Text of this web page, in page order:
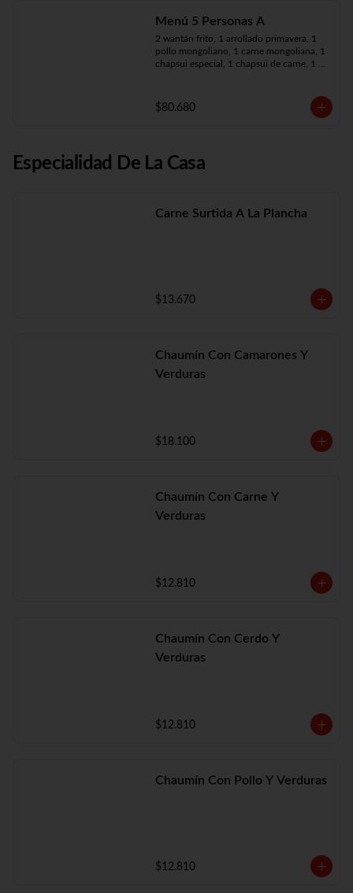
Menú 5 Personas A
2 wantán frito, 1 arrollado primavera, 1
pollo mongoliano, 1 carne mongoliana, 1
chapsui especial, 1 chapsui de carne, 1
$80.680
Especialidad De La Casa
Carne Surtida A La Plancha
$13.670
Chaumín Con Camarones Y
Verduras
$18.100
Chaumín Con Carne Y
Verduras
$12.810
Chaumín Con Cerdo Y
Verduras
$12.810
Chaumín Con Pollo Y Verduras
$12.810